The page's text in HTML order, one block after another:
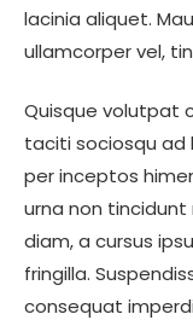
lacinia aliquet.
ullamcorper vel,
Quisque volutpat
taciti sociosqu ad
per inceptos
urna non
diam, a cursus
fringilla.
consequat